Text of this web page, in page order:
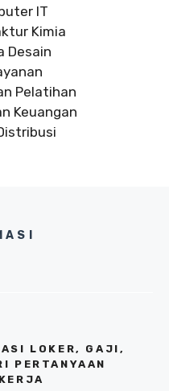
IT
Kimia
Desain
Pelatihan
Keuangan
LOKER, GAJI,
PERTANYAAN